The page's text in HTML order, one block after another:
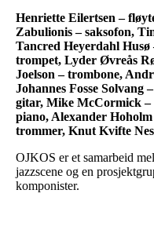
Henriette Eilertsen –
Zabulionis – saksofon,
Tancred Heyerdahl
trompet, Lyder Øvreås
Joelson – trombone,
Johannes Fosse
gitar, Mike McCormick –
piano, Alexander
trommer, Knut Kvifte
OJKOS er et samarbeid
jazzscene og en
komponister.